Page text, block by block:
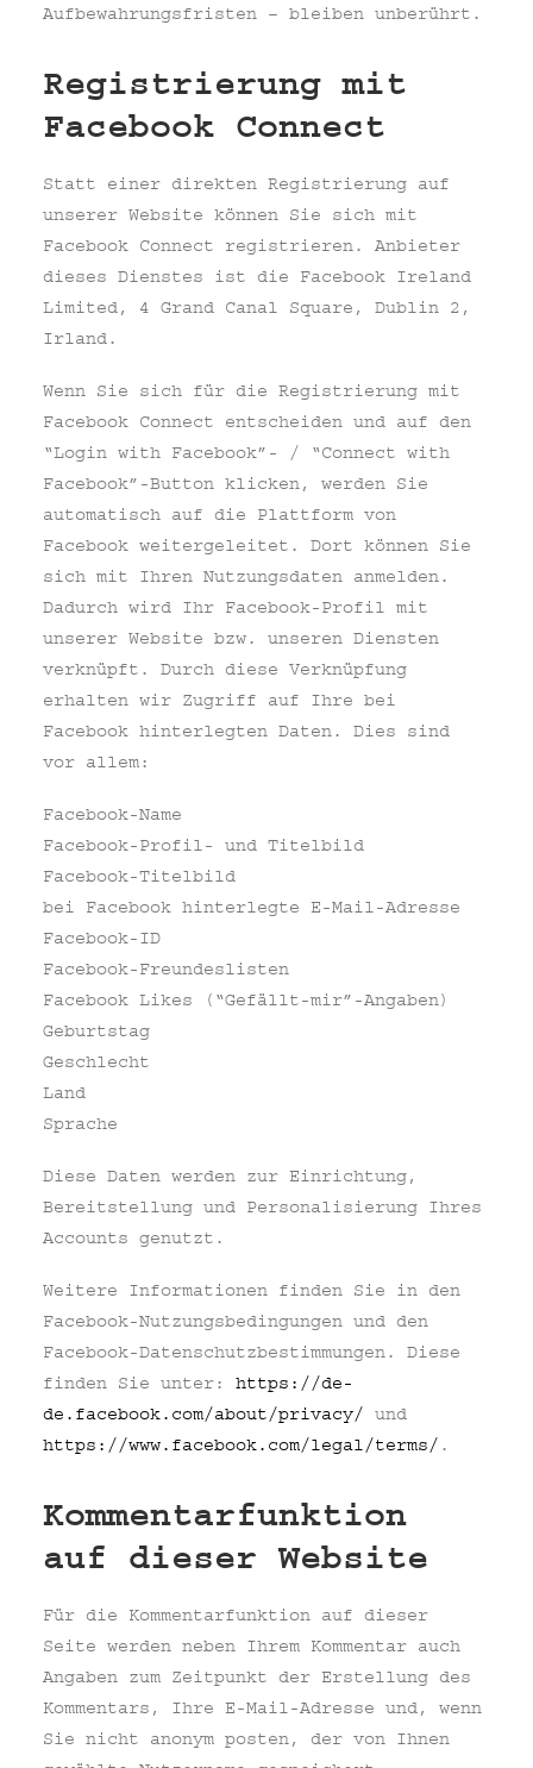
Aufbewahrungsfristen – bleiben unberührt.
Registrierung mit
Facebook Connect
Statt einer direkten Registrierung auf
unserer Website können Sie sich mit
Facebook Connect registrieren. Anbieter
dieses Dienstes ist die Facebook Ireland
Limited, 4 Grand Canal Square, Dublin 2,
Irland.
Wenn Sie sich für die Registrierung mit
Facebook Connect entscheiden und auf den
“Login with Facebook”- / “Connect with
Facebook”-Button klicken, werden Sie
automatisch auf die Plattform von
Facebook weitergeleitet. Dort können Sie
sich mit Ihren Nutzungsdaten anmelden.
Dadurch wird Ihr Facebook-Profil mit
unserer Website bzw. unseren Diensten
verknüpft. Durch diese Verknüpfung
erhalten wir Zugriff auf Ihre bei
Facebook hinterlegten Daten. Dies sind
vor allem:
Facebook-Name
Facebook-Profil- und Titelbild
Facebook-Titelbild
bei Facebook hinterlegte E-Mail-Adresse
Facebook-ID
Facebook-Freundeslisten
Facebook Likes (“Gefällt-mir”-Angaben)
Geburtstag
Geschlecht
Land
Sprache
Diese Daten werden zur Einrichtung,
Bereitstellung und Personalisierung Ihres
Accounts genutzt.
Weitere Informationen finden Sie in den
Facebook-Nutzungsbedingungen und den
Facebook-Datenschutzbestimmungen. Diese
finden Sie unter: https://de-
de.facebook.com/about/privacy/ und
https://www.facebook.com/legal/terms/ .
Kommentarfunktion
auf dieser Website
Für die Kommentarfunktion auf dieser
Seite werden neben Ihrem Kommentar auch
Angaben zum Zeitpunkt der Erstellung des
Kommentars, Ihre E-Mail-Adresse und, wenn
Sie nicht anonym posten, der von Ihnen